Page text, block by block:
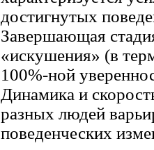
достигнутых
Завершающая
«искушения» (в
100%-ной
Динамика и
разных людей
поведенческих